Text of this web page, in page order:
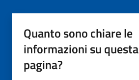
Quanto sono chiare le
informazioni su questa
pagina?